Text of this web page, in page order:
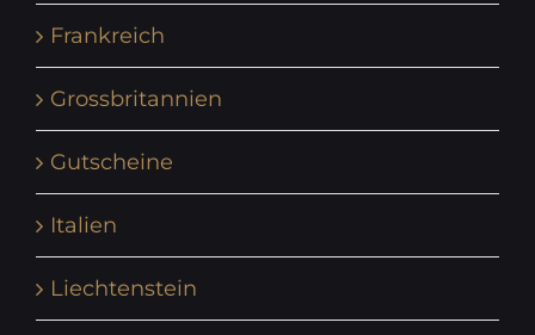
Frankreich
Grossbritannien
Gutscheine
Italien
Liechtenstein